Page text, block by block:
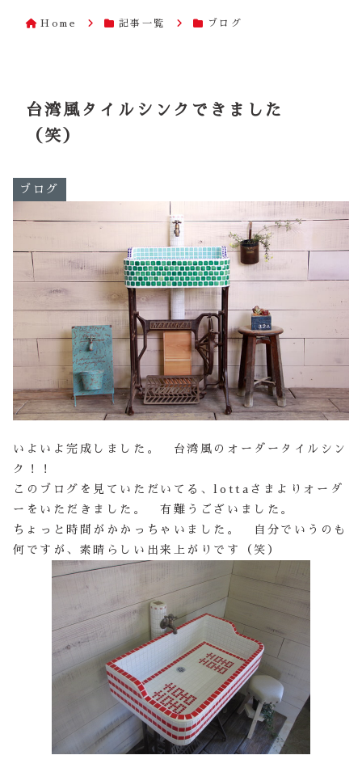
Home 記事一覧 ブログ
台湾風タイルシンクできました
（笑）
ブログ
いよいよ完成しました。 台湾風のオーダータイルシン
ク！！
このブログを見ていただいてる、lottaさまよりオーダ
ーをいただきました。 有難うございました。
ちょっと時間がかかっちゃいました。 自分でいうのも
何ですが、素晴らしい出来上がりです（笑）